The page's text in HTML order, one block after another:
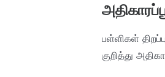
பள்ளிகள்
குறித்து